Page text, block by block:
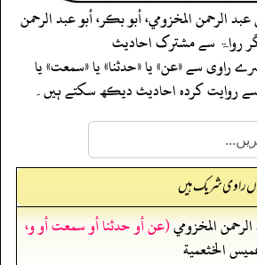
الرحمن المخزومي، أبو بكر، أبو عبد الرحمن
رواۃ سے مشترک احادیث
راوی سے «عن» یا «حدثنا» یا «سمعت» یا
سے روایت کردہ احادیث دیکھ سکتے ہیں۔
راوی شریک ہیں
المخزومي(عن أو حدثنا أو سمعت أو و،
الخثعمية